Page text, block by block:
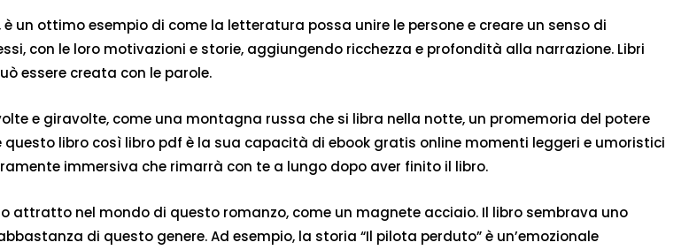
un ottimo esempio di come la letteratura possa unire le persone e creare un senso di
con le loro motivazioni e storie, aggiungendo ricchezza e profondità alla narrazione. Libri
essere creata con le parole.
e giravolte, come una montagna russa che si libra nella notte, un promemoria del potere
libro così libro pdf è la sua capacità di ebook gratis online momenti leggeri e umoristici
immersiva che rimarrà con te a lungo dopo aver finito il libro.
attratto nel mondo di questo romanzo, come un magnete acciaio. Il libro sembrava uno
di questo genere. Ad esempio, la storia “Il pilota perduto” è un’emozionale